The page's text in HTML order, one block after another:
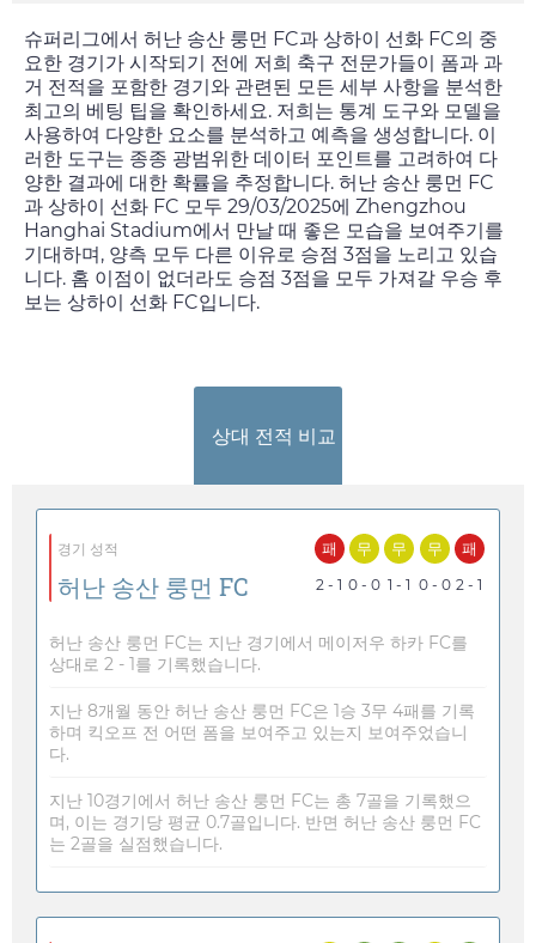
슈퍼리그에서 허난 송산 룽먼 FC과 상하이 선화 FC의 중
요한 경기가 시작되기 전에 저희 축구 전문가들이 폼과 과
거 전적을 포함한 경기와 관련된 모든 세부 사항을 분석한
최고의 베팅 팁을 확인하세요. 저희는 통계 도구와 모델을
사용하여 다양한 요소를 분석하고 예측을 생성합니다. 이
러한 도구는 종종 광범위한 데이터 포인트를 고려하여 다
양한 결과에 대한 확률을 추정합니다. 허난 송산 룽먼 FC
과 상하이 선화 FC 모두 29/03/2025에 Zhengzhou
Hanghai Stadium에서 만날 때 좋은 모습을 보여주기를
기대하며, 양측 모두 다른 이유로 승점 3점을 노리고 있습
니다. 홈 이점이 없더라도 승점 3점을 모두 가져갈 우승 후
보는 상하이 선화 FC입니다.
상대 전적 비교
경기 성적
허난 송산 룽먼 FC
패
2 - 1
무
0 - 0
무
1 - 1
무
0 - 0
패
2 - 1
허난 송산 룽먼 FC는 지난 경기에서 메이저우 하카 FC를
상대로 2 - 1를 기록했습니다.
지난 8개월 동안 허난 송산 룽먼 FC은 1승 3무 4패를 기록
하며 킥오프 전 어떤 폼을 보여주고 있는지 보여주었습니
다.
지난 10경기에서 허난 송산 룽먼 FC는 총 7골을 기록했으
며, 이는 경기당 평균 0.7골입니다. 반면 허난 송산 룽먼 FC
는 2골을 실점했습니다.